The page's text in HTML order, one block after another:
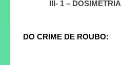
III- 1 – DOSIMETRIA
DO CRIME DE ROUBO: